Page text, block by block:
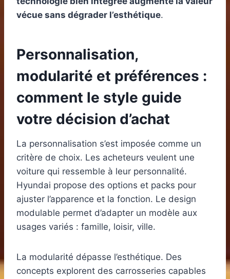
vécue sans dégrader l’esthétique.
Personnalisation,
modularité et préférences :
comment le style guide
votre décision d’achat
La personnalisation s’est imposée comme un
critère de choix. Les acheteurs veulent une
voiture qui ressemble à leur personnalité.
Hyundai propose des options et packs pour
ajuster l’apparence et la fonction. Le design
modulable permet d’adapter un modèle aux
usages variés : famille, loisir, ville.
La modularité dépasse l’esthétique. Des
concepts explorent des carrosseries capables